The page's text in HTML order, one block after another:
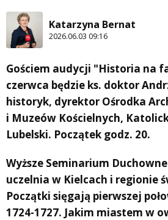
Katarzyna Bernat
2026.06.03 09:16
Gościem audycji "Historia na
czerwca będzie ks. doktor
historyk, dyrektor Ośrodka
i Muzeów Kościelnych,
Lubelski. Początek godz. 20.
Wyższe Seminarium
uczelnia w Kielcach i regionie
Początki sięgają pierwszej
1724-1727. Jakim miastem w